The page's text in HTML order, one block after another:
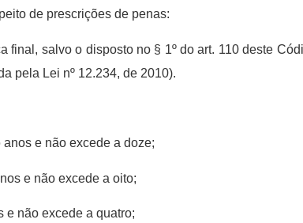
de prescrições de penas:
final, salvo o disposto no § 1º do art. 110 deste
pela Lei nº 12.234, de 2010).
anos e não excede a doze;
e não excede a oito;
e não excede a quatro;